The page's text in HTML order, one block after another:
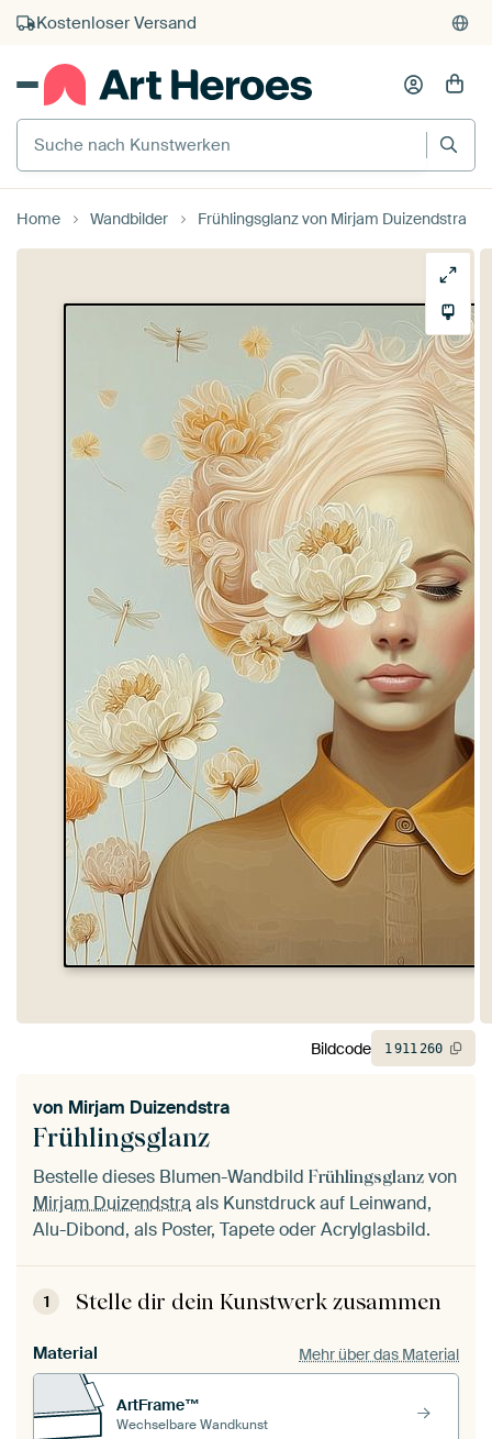
Kostenloser Versand
Kauf auf Rechnung
Individueller Druck auf Bestellung
Suche nach Kunstwerken
Home Wandbilder Frühlingsglanz von Mirjam Duizendstra
Frühlingsglanz
von Mirjam Duizendstra
Bestelle dieses Blumen-Wandbild Frühlingsglanz von
Mirjam Duizendstraals Kunstdruck auf Leinwand,
Alu-Dibond, als Poster, Tapete oder Acrylglasbild.
1 Stelle dir dein Kunstwerk zusammen
Material Mehr über das Material
ArtFrame™
Wechselbare Wandkunst
Bildcode 1911260